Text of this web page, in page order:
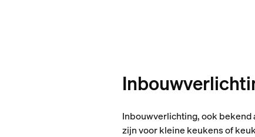
Inbouwverlichting, ook bekend
zijn voor kleine keukens of